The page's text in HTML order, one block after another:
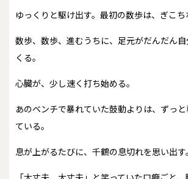
ゆっくりと駆け出す。最初の数歩は、ぎこち
数歩、数歩、進むうちに、足元がだんだん
くる。
心臓が、少し速く打ち始める。
あのベンチで暴れていた鼓動よりは、ずっ
ている。
息が上がるたびに、千鶴の息切れを思い出す。